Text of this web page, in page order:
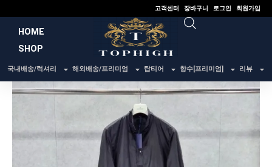
건
너
고객센터 장바구니 로그인 회원가입
HOME
SHOP
국내배송/럭셔리 해외배송/프리미엄 탑티어 향수[프리미엄] 리뷰